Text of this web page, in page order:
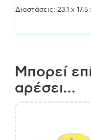
Διαστάσεις: 23.1 x
Μπορεί
αρέσει…